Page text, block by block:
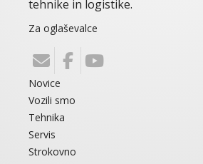
tehnike in logistike.
Za oglaševalce
Novice
Vozili smo
Tehnika
Servis
Strokovno